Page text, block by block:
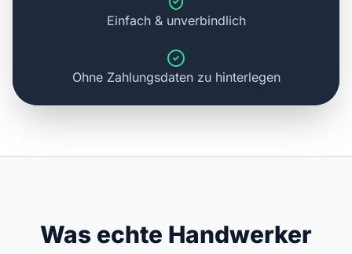
Einfach & unverbindlich
Ohne Zahlungsdaten zu hinterlegen
Was echte Handwerker